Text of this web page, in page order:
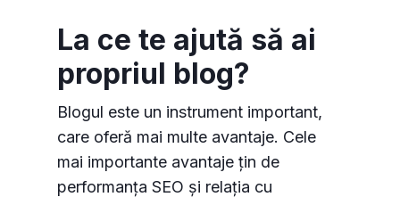
La ce te ajută să ai
propriul blog?
Blogul este un instrument important,
care oferă mai multe avantaje. Cele
mai importante avantaje țin de
performanța SEO și relația cu